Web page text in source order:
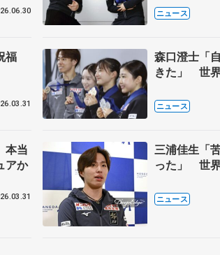
ニュース
福
森口澄士「
きた」 世
ニュース
本当
アか
三浦佳生「
った」 世
ニュース